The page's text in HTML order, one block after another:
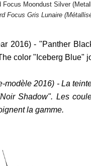
Focus Moondust Silver
Focus Gris Lunaire
2016) - "Panther
color "Iceberg Blue"
modèle 2016) - La
Shadow". Les
la gamme.